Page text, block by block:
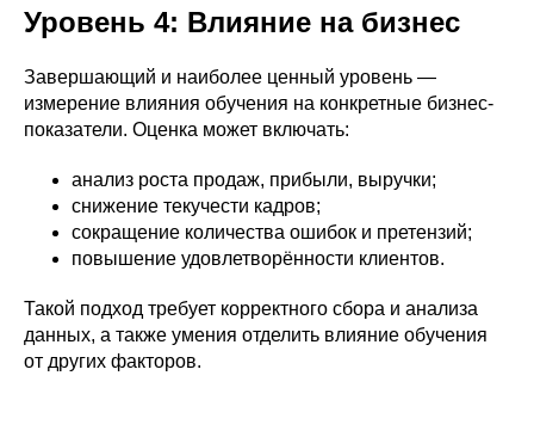
Уровень 4: Влияние на бизнес
Завершающий и наиболее ценный уровень —
измерение влияния обучения на конкретные бизнес-
показатели. Оценка может включать:
анализ роста продаж, прибыли, выручки;
снижение текучести кадров;
сокращение количества ошибок и претензий;
повышение удовлетворённости клиентов.
Такой подход требует корректного сбора и анализа
данных, а также умения отделить влияние обучения
от других факторов.